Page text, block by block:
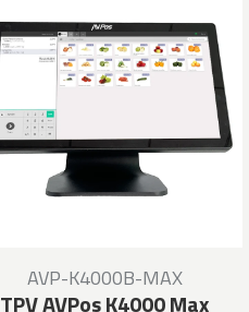
AVP-K4000B-MAX
TPV AVPos K4000 Max